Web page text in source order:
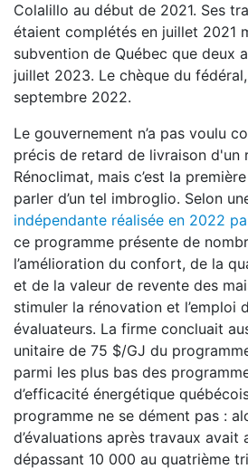
Colalillo au début de 2021. Ses
étaient complétés en juillet 2021
subvention de Québec que deux
juillet 2023. Le chèque du
septembre 2022.
Le gouvernement n’a pas voulu
précis de retard de livraison d'un
Rénoclimat, mais c’est la
parler d’un tel imbroglio. Selon
indépendante réalisée en 2022
ce programme présente de
l’amélioration du confort, de la
et de la valeur de revente des
stimuler la rénovation et l’emploi
évaluateurs. La firme concluait
unitaire de 75 $/GJ du
parmi les plus bas des
d’efficacité énergétique
programme ne se dément pas :
d’évaluations après travaux avait
dépassant 10 000 au quatrième